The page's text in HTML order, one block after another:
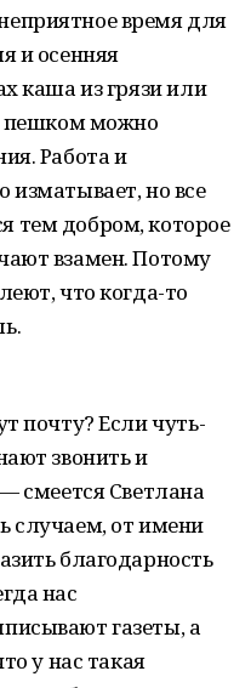
время для
и осенняя
каша из грязи или
пешком можно
Работа и
изматывает, но все
тем добром, которое
взамен. Потому
что когда-то
почту? Если чуть-
звонить и
смеется Светлана
случаем, от имени
благодарность
нас
газеты, а
у нас такая